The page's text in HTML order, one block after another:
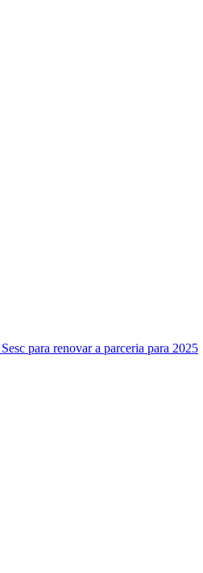
para renovar a parceria para 2025